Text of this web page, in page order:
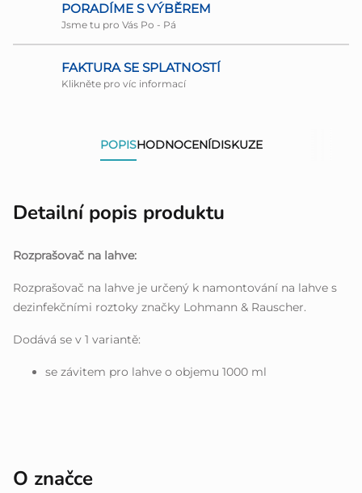
PORADÍME S VÝBĚREM
Jsme tu pro Vás Po - Pá
FAKTURA SE SPLATNOSTÍ
Klikněte pro víc informací
POPISHODNOCENÍDISKUZE
Detailní popis produktu
Rozprašovač na lahve:
Rozprašovač na lahve je určený k namontování na lahve s
dezinfekčními roztoky značky Lohmann & Rauscher.
Dodává se v 1 variantě:
se závitem pro lahve o objemu 1000 ml
O značce